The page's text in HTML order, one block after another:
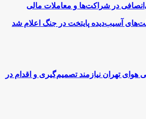
در شراکت‌ها و معاملات مالی
آسیب‌دیده پایتخت در جنگ اعلام شد
هوای تهران نیازمند تصمیم‌گیری و اقدام در